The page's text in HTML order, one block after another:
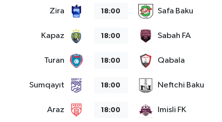
Zira 18:00 Safa Baku
Kapaz 18:00 Sabah FA
Turan 18:00 Qabala
Sumqayıt 18:00 Neftchi Baku
Araz 18:00 Imisli FK